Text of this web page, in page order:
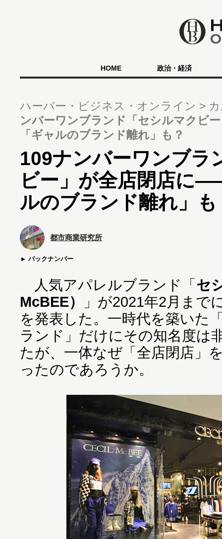
HOME 政治・経済
ハーバー・ビジネス・オンライン
ンバーワンブランド「セシルマクビ
「ギャルのブランド離れ」も？
109ナンバーワンブラ
ビー」が全店閉店に
ルのブランド離れ」も
都市商業研究所
バックナンバー
人気アパレルブランド「セ
McBEE）
」が2021年2月まで
を発表した。一時代を築いた
ランド」だけにその知名度は
たが、一体なぜ「全店閉店」
ったのであろうか。